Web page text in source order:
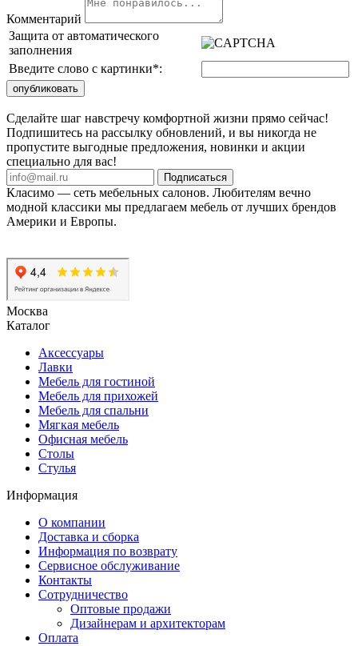
Комментарий
Защита от автоматического
заполнения
Введите слово с картинки*:
Сделайте шаг навстречу комфортной жизни прямо сейчас!
Подпишитесь на рассылку обновлений, и вы никогда не
пропустите выгодные предложения, новинки и акции
специально для вас!
Подписаться
Класимо — cеть мебельных салонов. Любителям вечно
модной классики мы предлагаем мебель от лучших брендов
Америки и Европы.
Москва
Каталог
Аксессуары
Лавки
Мебель для гостиной
Мебель для прихожей
Мебель для спальни
Мягкая мебель
Офисная мебель
Столы
Стулья
Информация
О компании
Доставка и сборка
Информация по возврату
Сервисное обслуживание
Контакты
Сотрудничество
Оптовые продажи
Дизайнерам и архитекторам
Оплата